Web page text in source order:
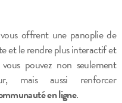
offrent une panoplie de
et le rendre plus interactif et
pouvez non seulement
mais aussi renforcer
en ligne.